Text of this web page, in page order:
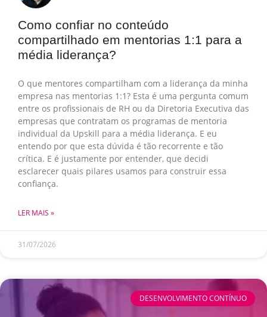
Como confiar no conteúdo
compartilhado em mentorias 1:1 para a
média liderança?
O que mentores compartilham com a liderança da minha
empresa nas mentorias 1:1? Esta é uma pergunta comum
entre os profissionais de RH ou da Diretoria Executiva das
empresas que contratam os programas de mentoria
individual da Upskill para a média liderança. E eu
entendo por que esta dúvida é tão recorrente e tão
crítica. E é justamente por entender, que decidi
esclarecer quais pilares usamos para construir essa
confiança.
LER MAIS »
31/07/2026
DESENVOLVIMENTO CONTÍNUO